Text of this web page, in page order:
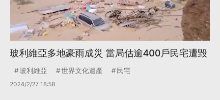
玻利維亞多地豪雨成災 當局估逾400戶民宅遭毀
玻利維亞 世界文化遺產 民宅
2024/2/27 18:58